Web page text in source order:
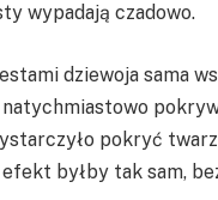
wypadają czadowo.
dziewoja sama
pokryć twarz
byłby tak sam,